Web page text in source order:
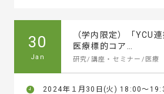
30
Jan
（学内限定）「YCU
医療標的コア…
研究/講座・セミナー/医療
2024年１月30日(火) 18:00～